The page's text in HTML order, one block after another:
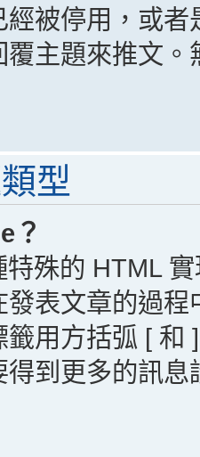
經被停用，或
覆主題來推文
型
？
特殊的 HTML
發表文章的過
用方括弧 [ 和
得到更多的訊